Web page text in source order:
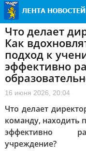
Что делает
Как
подход к
эффективно
16 июня 2026, 20:04
Что делает
команду, находить
эффективно
учреждение?